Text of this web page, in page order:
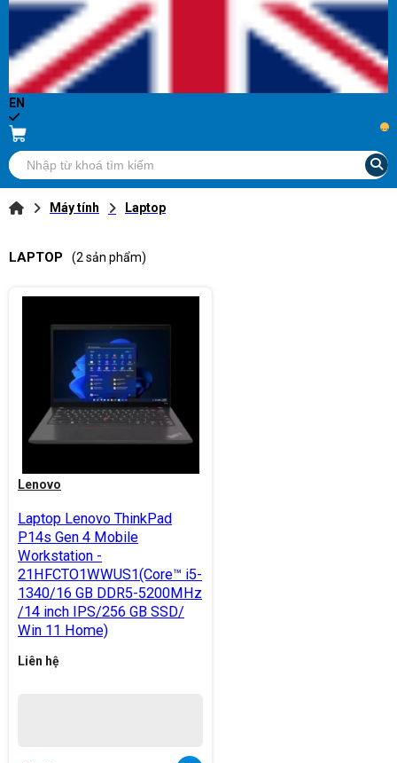
EN
...
Máy tính Laptop
LAPTOP (2 sản phẩm)
Lenovo
Laptop Lenovo ThinkPad
P14s Gen 4 Mobile
Workstation -
21HFCTO1WWUS1(Core™ i5-
1340/16 GB DDR5-5200MHz
/14 inch IPS/256 GB SSD/
Win 11 Home)
Liên hệ